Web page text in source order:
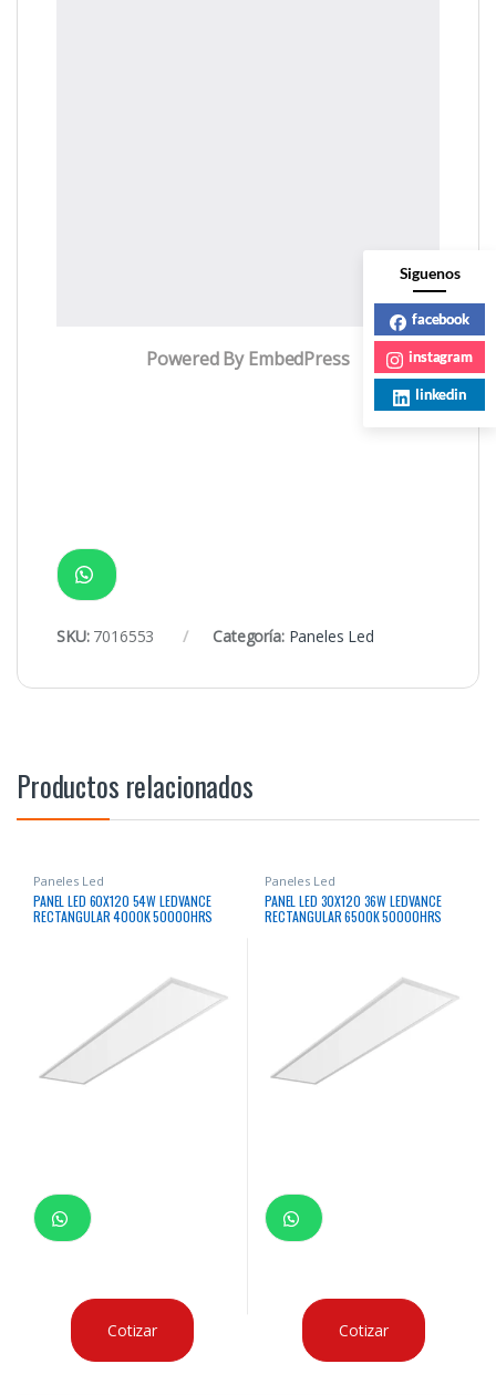
Powered By EmbedPress
SKU: 7016553 Categoría: Paneles Led
Productos relacionados
Paneles Led
PANEL LED 60X120 54W LEDVANCE
RECTANGULAR 4000K 50000HRS
Cotizar
Paneles Led
PANEL LED 30X120 36W LEDVANCE
RECTANGULAR 6500K 50000HRS
Cotizar
Siguenos
facebook
instagram
linkedin